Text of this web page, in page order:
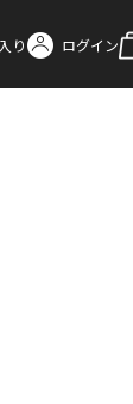
り ログイン